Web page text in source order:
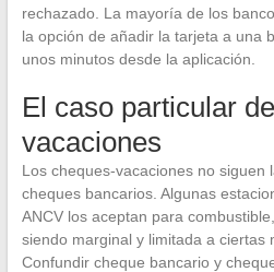
rechazado. La mayoría de los
la opción de añadir la tarjeta a una
unos minutos desde la aplicación.
El caso particular
vacaciones
Los cheques-vacaciones no siguen
cheques bancarios. Algunas
ANCV los aceptan para
siendo marginal y limitada a ciertas
Confundir cheque bancario y